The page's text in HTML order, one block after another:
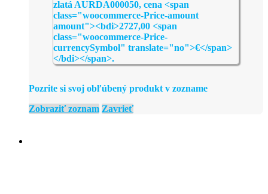
Pozrite si svoj obľúbený produkt v zozname
Zobraziť zoznam Zavrieť